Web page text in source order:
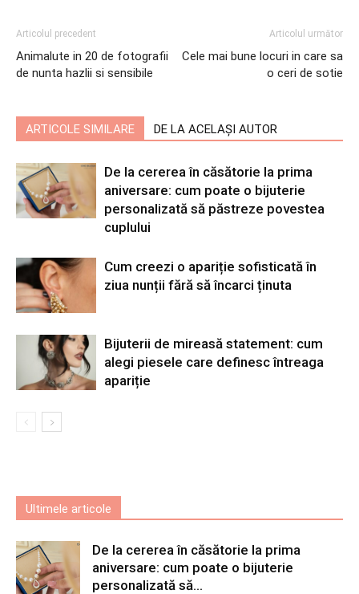
Articolul precedent
Animalute in 20 de fotografii
de nunta hazlii si sensibile
Articolul următor
Cele mai bune locuri in care sa
o ceri de sotie
ARTICOLE SIMILARE DE LA ACELAȘI AUTOR
De la cererea în căsătorie la prima
aniversare: cum poate o bijuterie
personalizată să păstreze povestea
cuplului
Cum creezi o apariție sofisticată în
ziua nunții fără să încarci ținuta
Bijuterii de mireasă statement: cum
alegi piesele care definesc întreaga
apariție
Ultimele articole
De la cererea în căsătorie la prima
aniversare: cum poate o bijuterie
personalizată să...